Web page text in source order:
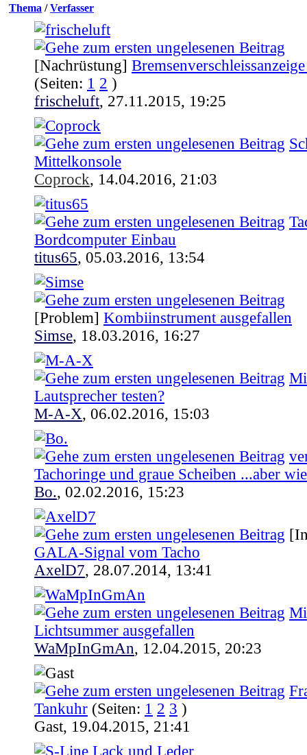
Thema /Verfasser
[Nachrüstung]
(Seiten: 1 2 )
frischeluft, 27.11.2015, 19:25
Mittelkonsole
Coprock, 14.04.2016, 21:03
Bordcomputer Einbau
titus65, 05.03.2016, 13:54
[Problem] Kombiinstrument ausgefallen
Simse, 18.03.2016, 16:27
Lautsprecher testen?
M-A-X, 06.02.2016, 15:03
Tachoringe und graue Scheiben ...aber
Bo., 02.02.2016, 15:23
GALA-Signal vom Tacho
AxelD7, 28.07.2014, 13:41
Lichtsummer ausgefallen
WaMpInGmAn, 12.04.2015, 20:23
Tankuhr (Seiten: 1 2 3 )
Gast, 19.04.2015, 21:41